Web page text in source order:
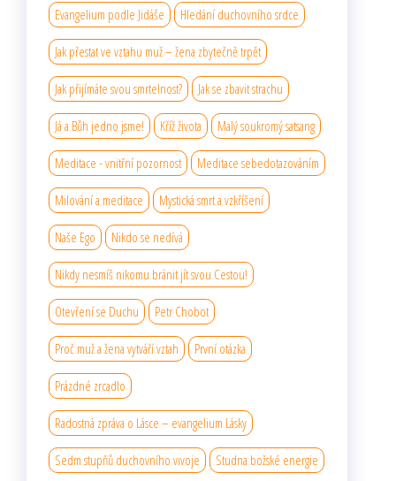
Evangelium podle Jidáše Hledání duchovního srdce
Jak přestat ve vztahu muž – žena zbytečně trpět
Jak přijímáte svou smrtelnost? Jak se zbavit strachu
Já a Bůh jedno jsme! Kříž života Malý soukromý satsang
Meditace - vnitřní pozornost Meditace sebedotazováním
Milování a meditace Mystická smrt a vzkříšení
Naše Ego Nikdo se nedívá
Nikdy nesmíš nikomu bránit jít svou Cestou!
Otevření se Duchu Petr Chobot
Proč muž a žena vytváří vztah První otázka
Prázdné zrcadlo
Radostná zpráva o Lásce – evangelium Lásky
Sedm stupňů duchovního vıvoje Studna božské energie